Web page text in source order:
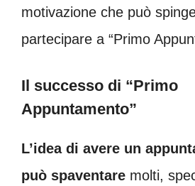
motivazione che può
partecipare a “Primo
Il successo di “Primo
Appuntamento”
L’idea di avere un
può spaventare molti,